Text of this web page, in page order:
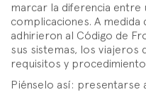
marcar la diferencia
complicaciones. A
adhirieron al Código de
sus sistemas, los viajeros
requisitos y
Piénselo así: presentarse